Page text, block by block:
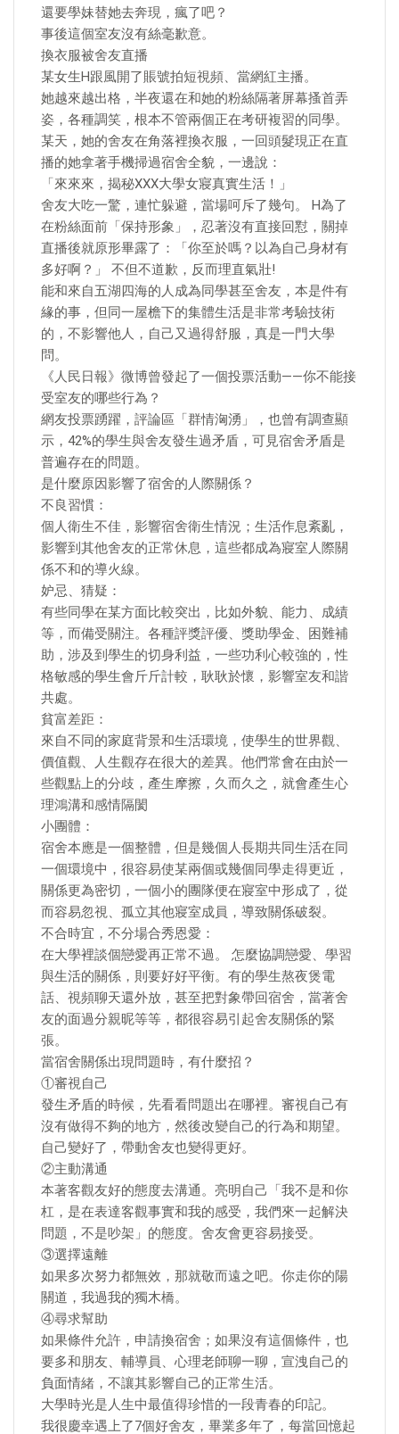
還要學妹替她去奔現，瘋了吧？
事後這個室友沒有絲毫歉意。
換衣服被舍友直播
某女生H跟風開了賬號拍短視頻、當網紅主播。
她越來越出格，半夜還在和她的粉絲隔著屏幕搔首弄
姿，各種調笑，根本不管兩個正在考研複習的同學。
某天，她的舍友在角落裡換衣服，一回頭髮現正在直
播的她拿著手機掃過宿舍全貌，一邊說：
「來來來，揭秘XXX大學女寢真實生活！」
舍友大吃一驚，連忙躲避，當場呵斥了幾句。 H為了
在粉絲面前「保持形象」，忍著沒有直接回懟，關掉
直播後就原形畢露了：「你至於嗎？以為自己身材有
多好啊？」 不但不道歉，反而理直氣壯!
能和來自五湖四海的人成為同學甚至舍友，本是件有
緣的事，但同一屋檐下的集體生活是非常考驗技術
的，不影響他人，自己又過得舒服，真是一門大學
問。
《人民日報》微博曾發起了一個投票活動——你不能接
受室友的哪些行為？
網友投票踴躍，評論區「群情洶湧」，也曾有調查顯
示，42%的學生與舍友發生過矛盾，可見宿舍矛盾是
普遍存在的問題。
是什麼原因影響了宿舍的人際關係？
不良習慣：
個人衛生不佳，影響宿舍衛生情況；生活作息紊亂，
影響到其他舍友的正常休息，這些都成為寢室人際關
係不和的導火線。
妒忌、猜疑：
有些同學在某方面比較突出，比如外貌、能力、成績
等，而備受關注。各種評獎評優、獎助學金、困難補
助，涉及到學生的切身利益，一些功利心較強的，性
格敏感的學生會斤斤計較，耿耿於懷，影響室友和諧
共處。
貧富差距：
來自不同的家庭背景和生活環境，使學生的世界觀、
價值觀、人生觀存在很大的差異。他們常會在由於一
些觀點上的分歧，產生摩擦，久而久之，就會產生心
理鴻溝和感情隔閡
小團體：
宿舍本應是一個整體，但是幾個人長期共同生活在同
一個環境中，很容易使某兩個或幾個同學走得更近，
關係更為密切，一個小的團隊便在寢室中形成了，從
而容易忽視、孤立其他寢室成員，導致關係破裂。
不合時宜，不分場合秀恩愛：
在大學裡談個戀愛再正常不過。 怎麼協調戀愛、學習
與生活的關係，則要好好平衡。有的學生熬夜煲電
話、視頻聊天還外放，甚至把對象帶回宿舍，當著舍
友的面過分親昵等等，都很容易引起舍友關係的緊
張。
當宿舍關係出現問題時，有什麼招？
①審視自己
發生矛盾的時候，先看看問題出在哪裡。審視自己有
沒有做得不夠的地方，然後改變自己的行為和期望。
自己變好了，帶動舍友也變得更好。
②主動溝通
本著客觀友好的態度去溝通。亮明自己「我不是和你
杠，是在表達客觀事實和我的感受，我們來一起解決
問題，不是吵架」的態度。舍友會更容易接受。
③選擇遠離
如果多次努力都無效，那就敬而遠之吧。你走你的陽
關道，我過我的獨木橋。
④尋求幫助
如果條件允許，申請換宿舍；如果沒有這個條件，也
要多和朋友、輔導員、心理老師聊一聊，宣洩自己的
負面情緒，不讓其影響自己的正常生活。
大學時光是人生中最值得珍惜的一段青春的印記。
我很慶幸遇上了7個好舍友，畢業多年了，每當回憶起